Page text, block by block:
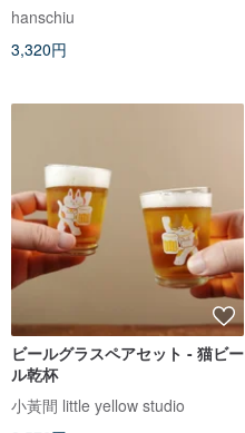
hanschiu
3,320円
ビールグラスペアセット - 猫ビー
ル乾杯
小黃間 little yellow studio